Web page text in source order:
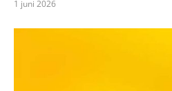
1 juni 2026